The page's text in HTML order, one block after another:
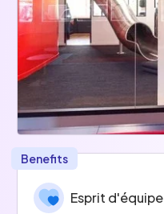
Benefits
Esprit d'équipe